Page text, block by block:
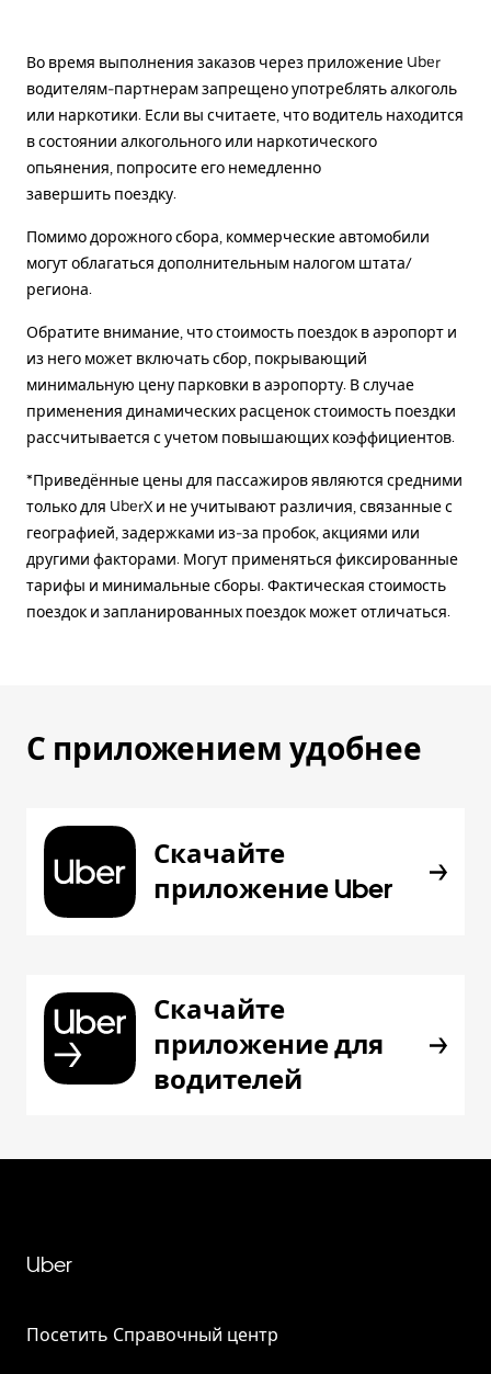
Во время выполнения заказов через приложение Uber
водителям-партнерам запрещено употреблять алкоголь
или наркотики. Если вы считаете, что водитель находится
в состоянии алкогольного или наркотического
опьянения, попросите его немедленно
завершить поездку.
Помимо дорожного сбора, коммерческие автомобили
могут облагаться дополнительным налогом штата/
региона.
Обратите внимание, что стоимость поездок в аэропорт и
из него может включать сбор, покрывающий
минимальную цену парковки в аэропорту. В случае
применения динамических расценок стоимость поездки
рассчитывается с учетом повышающих коэффициентов.
*Приведённые цены для пассажиров являются средними
только для UberX и не учитывают различия, связанные с
географией, задержками из-за пробок, акциями или
другими факторами. Могут применяться фиксированные
тарифы и минимальные сборы. Фактическая стоимость
поездок и запланированных поездок может отличаться.
С приложением удобнее
Скачайте
приложение Uber
Скачайте
приложение для
водителей
Uber
Посетить Справочный центр